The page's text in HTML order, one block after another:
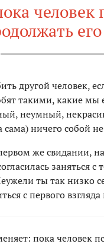
человек
другой человек,
такими, какие
неумный,
ничего собой не
же свидании,
заняться
ты так низко
с первого взгляда
пока человек